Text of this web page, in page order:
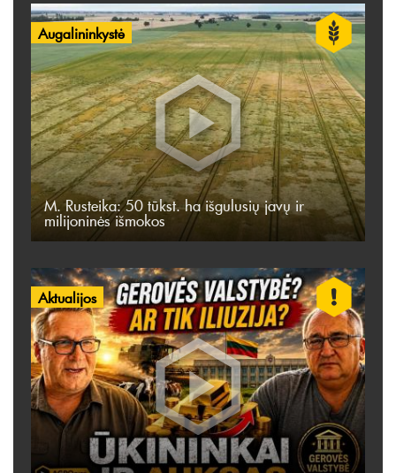
Augalininkystė
M. Rusteika: 50 tūkst. ha išgulusių javų ir
milijoninės išmokos
Aktualijos